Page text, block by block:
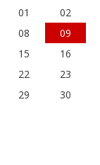
01
02
08
09
15
16
22
23
29
30